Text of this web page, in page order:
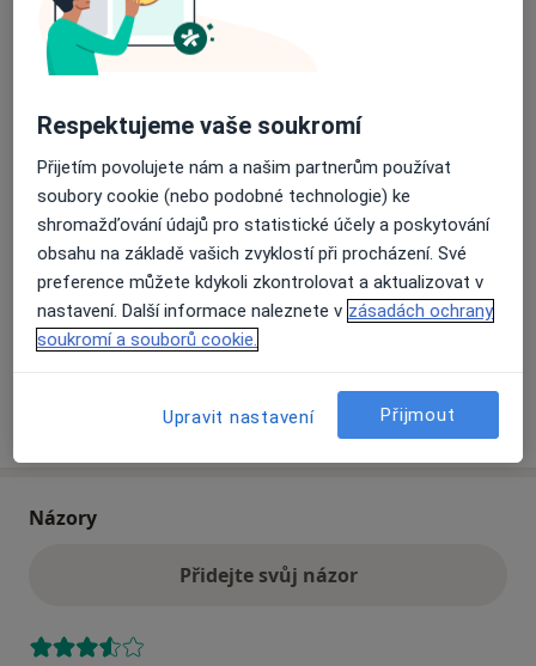
Praktický lékař
Sovětská 487, Bučovice
Přiblížit mapu
se otevře v nové záložce
Dostupnost
Na této adrese online kalendář není aktivní
Co mám v takové situaci udělat?
Způsoby platby (soukromé návštěvy)
Na teto adrese lékař přijímá pacienty na pojišťovnu
Detaily
Víceo adrese
Názory
Přidejte svůj názor
Respektujeme vaše soukromí
Přijetím povolujete nám a našim partnerům používat
soubory cookie (nebo podobné technologie) ke
shromažďování údajů pro statistické účely a poskytování
obsahu na základě vašich zvyklostí při procházení. Své
preference můžete kdykoli zkontrolovat a aktualizovat v
nastavení. Další informace naleznete v zásadách ochrany
soukromí a souborů cookie.
Upravit nastavení Přijmout